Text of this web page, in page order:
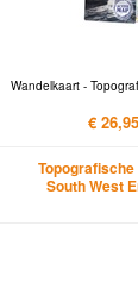
Wandelkaart -
€ 26,95
South West